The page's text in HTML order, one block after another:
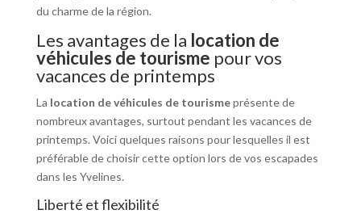
du charme de la région.
Les avantages de la location de
véhicules de tourisme pour vos
vacances de printemps
La location de véhicules de tourismeprésente de
nombreux avantages, surtout pendant les vacances de
printemps. Voici quelques raisons pour lesquelles il est
préférable de choisir cette option lors de vos escapades
dans les Yvelines.
Liberté et flexibilité